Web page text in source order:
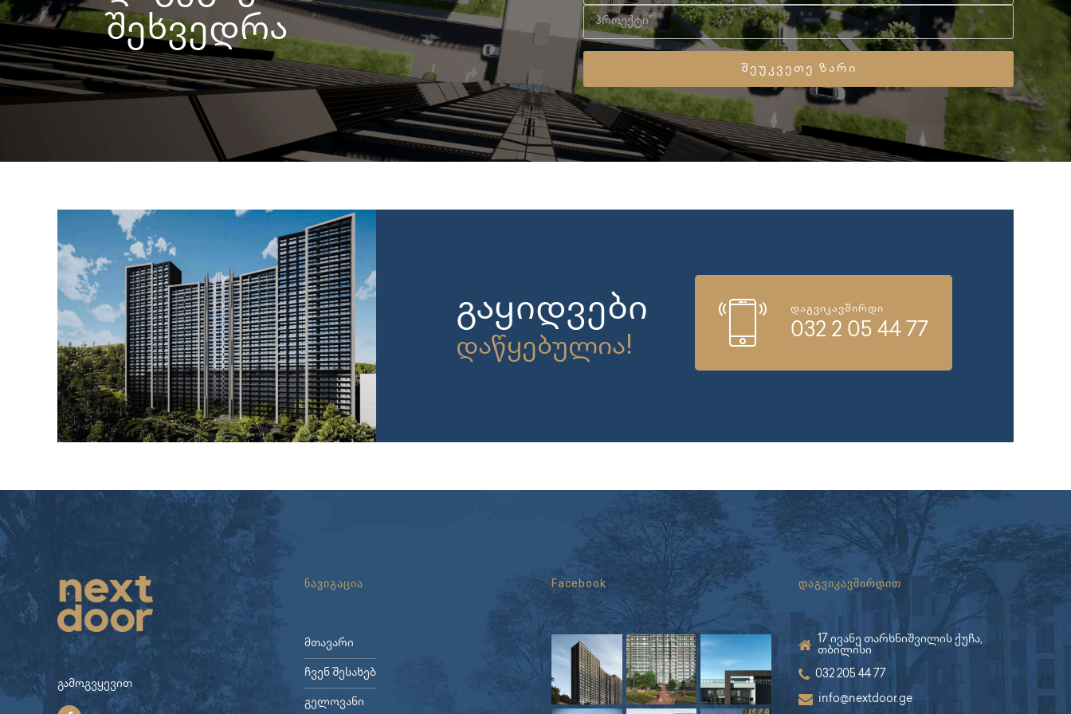
შეხვედრა
გაყიდვები
დაწყებულია!
დაგვიკავშირდი
032 2 05 44 77
გამოგვყევით
ნავიგაცია
მთავარი
ჩვენ შესახებ
გელოვანი
Facebook დაგვიკავშირდით
17 ივანე თარხნიშვილის ქუჩა,
თბილისი
032 205 44 77
info@nextdoor.ge